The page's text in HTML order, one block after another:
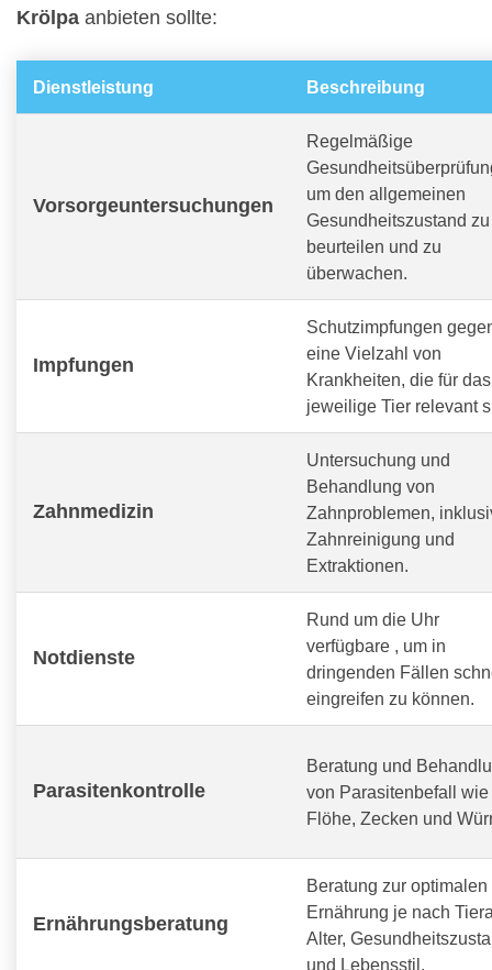
Krölpa anbieten sollte:
Dienstleistung Beschreibung
Vorsorgeuntersuchungen
Regelmäßige
um den allgemeinen
Gesundheitszustand zu
beurteilen und zu
überwachen.
Impfungen
Schutzimpfungen
eine Vielzahl von
Krankheiten, die für das
jeweilige Tier relevant
Zahnmedizin
Untersuchung und
Behandlung von
Zahnproblemen,
Zahnreinigung und
Extraktionen.
Notdienste
Rund um die Uhr
verfügbare , um in
dringenden Fällen
eingreifen zu können.
Parasitenkontrolle
Beratung und
von Parasitenbefall wie
Flöhe, Zecken und
Ernährungsberatung
Beratung zur optimalen
Ernährung je nach
Alter,
und Lebensstil.